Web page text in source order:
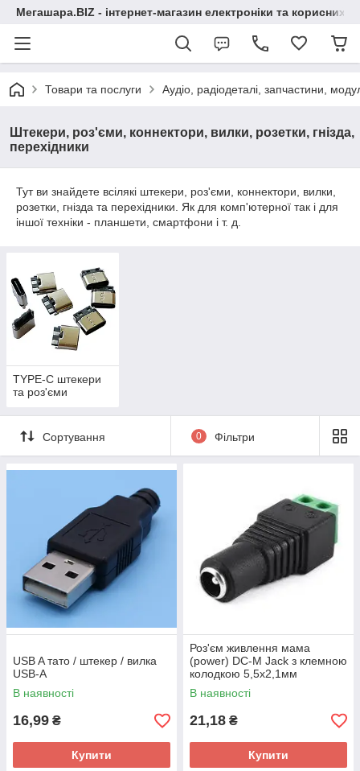
Мегашара.BIZ - інтернет-магазин електроніки та корисних
Товари та послуги Аудіо, радіодеталі, запчастини,
Штекери, роз'єми, коннектори, вилки, розетки, гнізда,
перехідники
Тут ви знайдете всілякі штекери, роз'єми, коннектори, вилки,
розетки, гнізда та перехідники. Як для комп'ютерної так і для
іншої техніки - планшети, смартфони і т. д.
TYPE-C штекери
та роз'єми
Сортування 0 Фільтри
USB A тато / штекер / вилка
USB-A
В наявності
16,99 ₴
Купити
Роз'єм живлення мама
(power) DC-M Jack з клемною
колодкою 5,5х2,1мм
(розетка)
В наявності
21,18 ₴
Купити